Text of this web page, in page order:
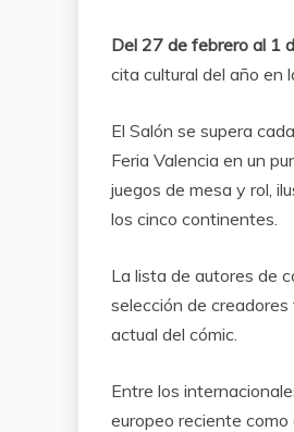
Del 27 de febrero al 1
cita cultural del año en
El Salón se supera
Feria Valencia en un
juegos de mesa y rol,
los cinco continentes.
La lista de autores de
selección de
actual del cómic.
Entre los
europeo reciente como